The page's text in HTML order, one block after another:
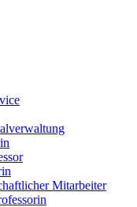
Mitarbeiter